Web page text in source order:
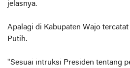
jelasnya.
Apalagi di Kabupaten Wajo
Putih.
"Sesuai intruksi Presiden tentang